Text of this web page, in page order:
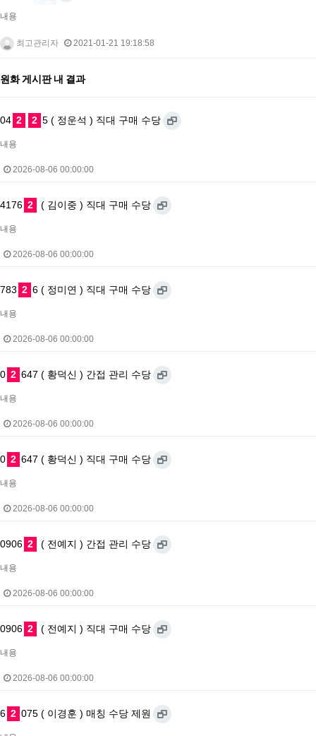
내용
최고관리자 2021-01-21 19:18:58
원화 게시판 내 결과
04 2 2 5 ( 정운석 ) 직대 구매 수당
내용
2026-08-06 00:00:00
4176 2 ( 김이중 ) 직대 구매 수당
내용
2026-08-06 00:00:00
783 2 6 ( 정미연 ) 직대 구매 수당
내용
2026-08-06 00:00:00
0 2 647 ( 황덕신 ) 간접 관리 수당
내용
2026-08-06 00:00:00
0 2 647 ( 황덕신 ) 직대 구매 수당
내용
2026-08-06 00:00:00
0906 2 ( 전예지 ) 간접 관리 수당
내용
2026-08-06 00:00:00
0906 2 ( 전예지 ) 직대 구매 수당
내용
2026-08-06 00:00:00
6 2 075 ( 이경훈 ) 매칭 수당 제원